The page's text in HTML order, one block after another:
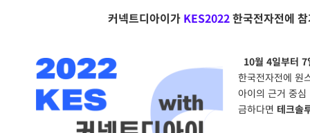
커넥트디아이가 KES2022한국전자전에
10월 4일부터 7
한국전자전에 원
아이의 근거 중
금하다면 테크솔